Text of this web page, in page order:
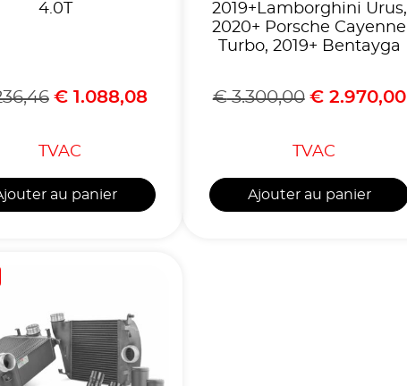
4.0T
€1.088,08
TVAC
au panier
2019+Lamborghini Urus,
2020+ Porsche Cayenne
Turbo, 2019+ Bentayga
€3.300,00 €2.970,00
TVAC
Ajouter au panier